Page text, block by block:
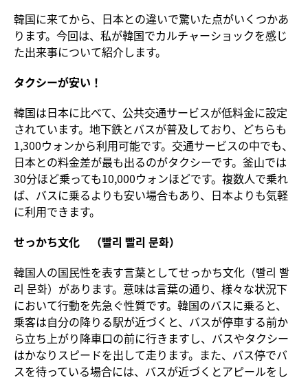
韓国に来てから、日本との違いで驚いた点がいくつかあ
ります。今回は、私が韓国でカルチャーショックを感じ
た出来事について紹介します。
タクシーが安い！
韓国は日本に比べて、公共交通サービスが低料金に設定
されています。地下鉄とバスが普及しており、どちらも
1,300ウォンから利用可能です。交通サービスの中でも、
日本との料金差が最も出るのがタクシーです。釜山では
30分ほど乗っても10,000ウォンほどです。複数人で乗れ
ば、バスに乗るよりも安い場合もあり、日本よりも気軽
に利用できます。
せっかち文化 （빨리 빨리 문화）
韓国人の国民性を表す言葉としてせっかち文化（빨리 빨
리 문화）があります。意味は言葉の通り、様々な状況下
において行動を先急ぐ性質です。韓国のバスに乗ると、
乗客は自分の降りる駅が近づくと、バスが停車する前か
ら立ち上がり降車口の前に行きますし、バスやタクシー
はかなりスピードを出して走ります。また、バス停でバ
スを待っている場合には、バスが近づくとアピールをし